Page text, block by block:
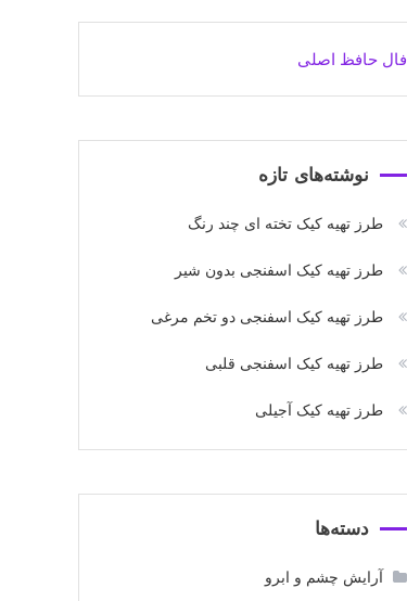
فال حافظ اصلی
نوشته‌های تازه
طرز تهیه کیک تخته ای چند رنگ
طرز تهیه کیک اسفنجی بدون شیر
طرز تهیه کیک اسفنجی دو تخم مرغی
طرز تهیه کیک اسفنجی قلبی
طرز تهیه کیک آجیلی
دسته‌ها
آرایش چشم و ابرو